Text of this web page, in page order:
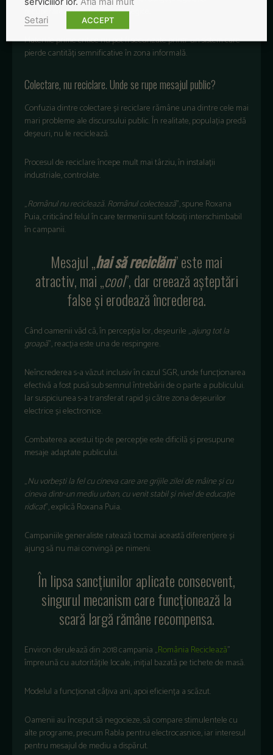
recuperarea unor resurse strategice.
Materiile prime critice nu pot fi securizate printr-un sistem care
pierde cantități semnificative în zona informală.
Colectare, nu reciclare. Unde se rupe mesajul public?
Confuzia dintre colectare și reciclare rămâne una dintre cele mai
mari probleme ale discursului public. În realitate, populația predă
deșeuri, nu le reciclează.
Procesul de reciclare începe mult mai târziu, în instalații
industriale, controlate.
„Românul nu reciclează. Românul colectează”, spune Roxana
Puia, criticând felul în care termenii sunt folosiți interschimbabil
în campanii.
Mesajul „hai să reciclăm” este mai
atractiv, mai „cool”, dar creează așteptări
false și erodează încrederea.
Când oamenii văd că, în percepția lor, deșeurile „ajung tot la
groapă”, reacția este una de respingere.
Neîncrederea s-a văzut inclusiv în cazul SGR, unde funcționarea
efectivă a fost pusă sub semnul întrebării de o parte a publicului.
Iar suspiciunea s-a transferat rapid și către zona deșeurilor
electrice și electronice.
Combaterea acestui tip de percepție este dificilă și presupune
mesaje adaptate publicului.
„Nu vorbești la fel cu cineva care are grijile zilei de mâine și cu
cineva dintr-un mediu urban, cu venit stabil și nivel de educație
ridicat”, explică Roxana Puia.
Campaniile generaliste ratează tocmai această diferențiere și
ajung să nu mai convingă pe nimeni.
În lipsa sancțiunilor aplicate consecvent,
singurul mecanism care funcționează la
scară largă rămâne recompensa.
Environ derulează din 2018 campania „România Reciclează”
împreună cu autoritățile locale, inițial bazată pe tichete de masă.
Modelul a funcționat câțiva ani, apoi eficiența a scăzut.
Oamenii au început să negocieze, să compare stimulentele cu
alte programe, precum Rabla pentru electrocasnice, iar interesul
pentru mesajul de mediu a dispărut.
Setari
ACCEPT